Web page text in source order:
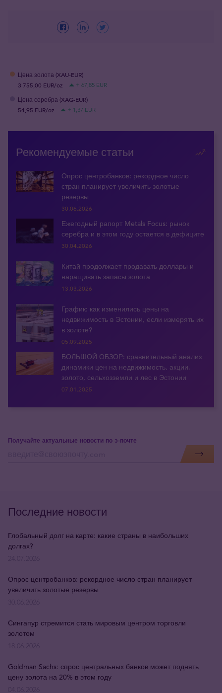
Цена золота (XAU-EUR)
3 755,00 EUR/oz
+ 67,85 EUR
Цена серебра (XAG-EUR)
54,95 EUR/oz
+ 1,37 EUR
Рекомендуемые статьи
Опрос центробанков: рекордное число
стран планирует увеличить золотые
резервы
30.06.2026
Ежегодный рапорт Metals Focus: рынок
серебра и в этом году остается в дефиците
30.04.2026
Китай продолжает продавать доллары и
наращивать запасы золота
13.03.2026
График: как изменились цены на
недвижимость в Эстонии, если измерять их
в золоте?
05.09.2025
БОЛЬШОЙ ОБЗОР: сравнительный анализ
динамики цен на недвижимость, акции,
золото, сельхозземли и лес в Эстонии
07.01.2025
Получайте актуальные новости по э-почте
Последние новости
Глобальный долг на карте: какие страны в наибольших
долгах?
Опрос центробанков: рекордное число стран планирует
увеличить золотые резервы
Сингапур стремится стать мировым центром торговли
золотом
Goldman Sachs: спрос центральных банков может поднять
цену золота на 20% в этом году